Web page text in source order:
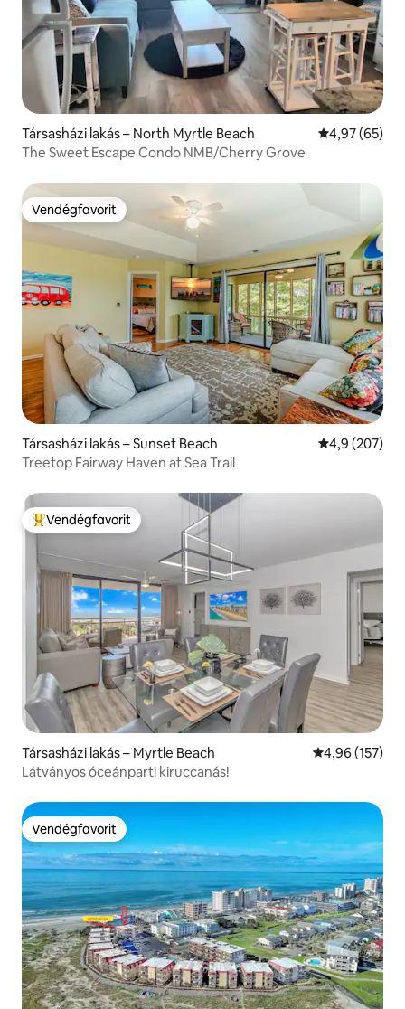
Társasházi lakás – North Myrtle Beach Átlagos
4,97 (65)
The Sweet Escape Condo NMB/Cherry Grove
Vendégfavorit
Vendégfavorit
Társasházi lakás – Sunset Beach Átlagos
4,9 (207)
Treetop Fairway Haven at Sea Trail
Kiemelt vendégfavorit
Vendégfavorit
Társasházi lakás – Myrtle Beach Átlagos
4,96 (157)
Látványos óceánparti kiruccanás!
Vendégfavorit
Vendégfavorit